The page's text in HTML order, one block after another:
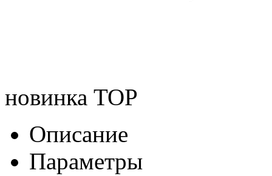
новинка TOP
Описание
Параметры